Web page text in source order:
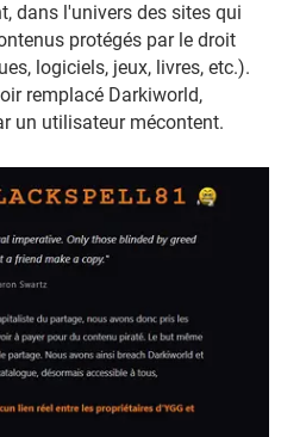
dans l'univers des sites qui
protégés par le droit
logiciels, jeux, livres, etc.).
remplacé Darkiworld,
un utilisateur mécontent.